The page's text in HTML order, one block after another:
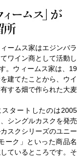
ームス家はエジンバラ
ワイン商として活動し
。ウィームス家は、19
建てたことから、ウイ
する畑で作られた大麦
タートしたのは2005
シングルカスクを発売
スクシリーズのユニー
ーク」といった商品名
ているところです。そ